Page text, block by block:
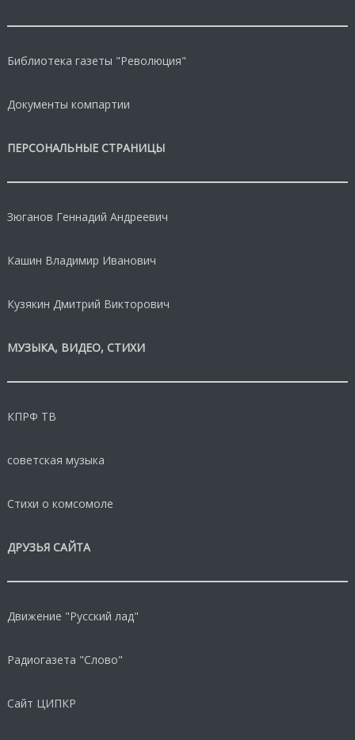
Библиотека газеты "Революция"
Документы компартии
ПЕРСОНАЛЬНЫЕ СТРАНИЦЫ
Зюганов Геннадий Андреевич
Кашин Владимир Иванович
Кузякин Дмитрий Викторович
МУЗЫКА, ВИДЕО, СТИХИ
КПРФ ТВ
советская музыка
Стихи о комсомоле
ДРУЗЬЯ САЙТА
Движение "Русский лад"
Радиогазета "Слово"
Сайт ЦИПКР